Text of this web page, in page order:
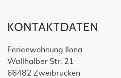
KONTAKTDATEN
Ferienwohnung Ilona
Wallhalber Str. 21
66482 Zweibrücken